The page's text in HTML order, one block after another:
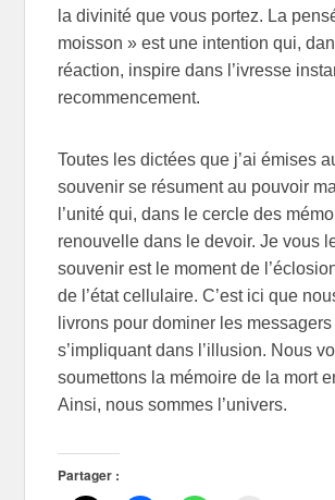
la divinité que vous portez. La
moisson » est une intention qui,
réaction, inspire dans l’ivresse
recommencement.
Toutes les dictées que j’ai émises
souvenir se résument au pouvoir
l’unité qui, dans le cercle des
renouvelle dans le devoir. Je vous
souvenir est le moment de
de l’état cellulaire. C’est ici que
livrons pour dominer les messagers
s’impliquant dans l’illusion. Nous
soumettons la mémoire de la mort
Ainsi, nous sommes l’univers.
Partager :